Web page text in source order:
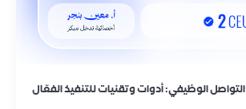
التواصل الوظيفي: أدوات وتقنيات للتنفيذ الفعّال